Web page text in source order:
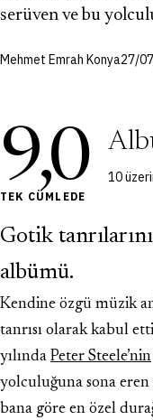
serüven ve bu
Mehmet Emrah Konya27/
9,0 10
TEK CÜMLEDE
Gotik
albümü.
Kendine özgü müzik
tanrısı olarak kabul
yılında Peter Steele’nin
yolculuğuna sona
bana göre en özel